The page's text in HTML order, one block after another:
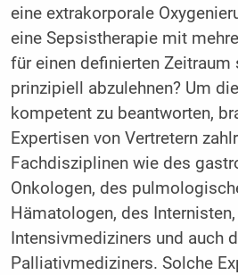
eine extrakorporale
eine Sepsistherapie mit
für einen definierten Zeitraum
prinzipiell abzulehnen? Um
kompetent zu beantworten,
Expertisen von Vertretern
Fachdisziplinen wie des
Onkologen, des
Hämatologen, des
Intensivmediziners und auch
Palliativmediziners. Solche